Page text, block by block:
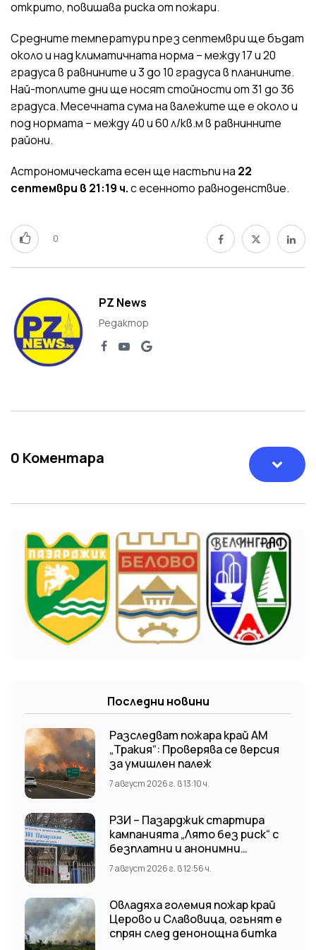
открито, повишава риска от пожари.
Средните температури през септември ще бъдат
около и над климатичната норма – между 17 и 20
градуса в равнините и 3 до 10 градуса в планините.
Най-топлите дни ще носят стойности от 31 до 36
градуса. Месечната сума на валежите ще е около и
под нормата – между 40 и 60 л/кв.м в равнинните
райони.
Астрономическата есен ще настъпи на 22
септември в 21:19 ч.с есенното равноденствие.
0
PZ News
Редактор
0 Коментара
Последни новини
Разследват пожара край АМ
„Тракия“: Проверява се версия
за умишлен палеж
7 август 2026 г. в 13:10 ч.
РЗИ – Пазарджик стартира
кампанията „Лято без риск“ с
безплатни и анонимни
изследвания за ХИВ
7 август 2026 г. в 12:56 ч.
Овладяха големия пожар край
Церово и Славовица, огънят е
спрян след денонощна битка